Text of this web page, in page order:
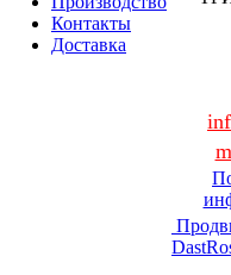
Контакты
Доставка